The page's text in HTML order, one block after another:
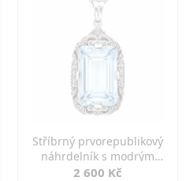
Stříbrný prvorepublikový
náhrdelník s modrým
spinelem
2 600 Kč